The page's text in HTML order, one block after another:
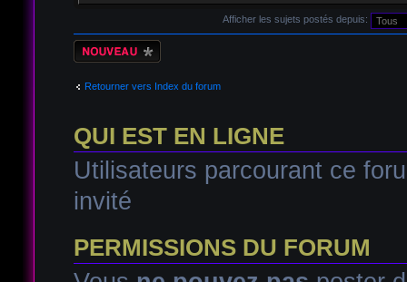
Afficher les sujets postés depuis:
Écrire un nouveau
sujet
Retourner vers Index du forum
QUI EST EN LIGNE
Utilisateurs parcourant ce
invité
PERMISSIONS DU FORUM